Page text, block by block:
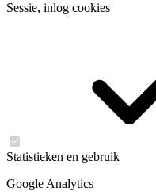
Sessie, inlog cookies
Statistieken en gebruik
Google Analytics